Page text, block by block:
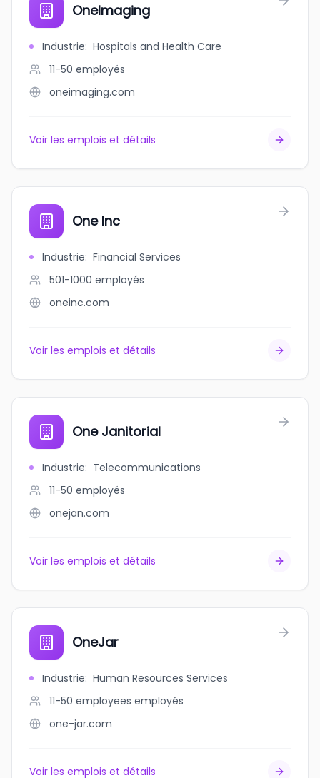
OneImaging
Industrie: Hospitals and Health Care
11-50 employés
oneimaging.com
Voir les emplois et détails
One Inc
Industrie: Financial Services
501-1000 employés
oneinc.com
Voir les emplois et détails
One Janitorial
Industrie: Telecommunications
11-50 employés
onejan.com
Voir les emplois et détails
OneJar
Industrie: Human Resources Services
11-50 employees employés
one-jar.com
Voir les emplois et détails